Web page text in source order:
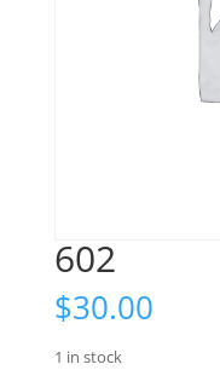
602
$30.00
1 in stock